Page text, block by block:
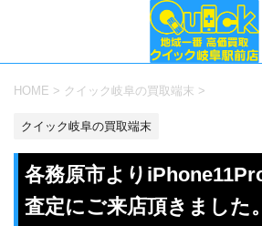
HOME > クイック岐阜の買取端末 >
クイック岐阜の買取端末
各務原市より
査定にご来店頂きました。